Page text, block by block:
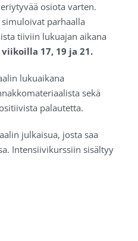
osiota varten.
parhaalla
tiiviin lukuajan aikana
17, 19 ja 21.
lukuaikana
sekä
palautetta.
julkaisua, josta saa
Intensiivikurssiin sisältyy